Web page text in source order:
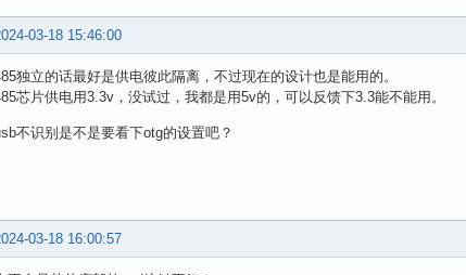
03-18 15:46:00
独立的话最好是供电彼此隔离，不过现在的设计也是能用的。
芯片供电用3.3v，没试过，我都是用5v的，可以反馈下3.3能不能用。
不识别是不是要看下otg的设置吧？
03-18 16:00:57